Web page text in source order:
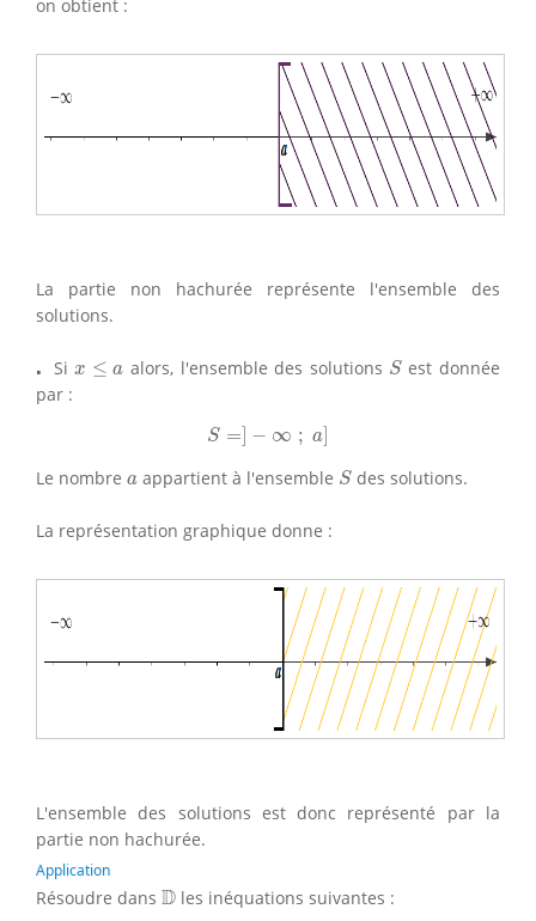
on obtient :
La partie non hachurée représente l'ensemble des
solutions.
⋅⋅ Six ≤ a
x ≤a alors, l'ensemble des solutions S
Sest donnée
par :
S =] − ∞ ; a]
= ∞; a
Le nombre a
a appartient à l'ensemble S
Sdes solutions.
La représentation graphique donne :
L'ensemble des solutions est donc représenté par la
partie non hachurée.
Application
Résoudre dans D
D les inéquations suivantes :